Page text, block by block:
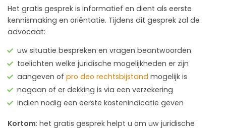
Het gratis gesprek is informatief en dient als eerste
kennismaking en oriëntatie. Tijdens dit gesprek zal de
advocaat:
uw situatie bespreken en vragen beantwoorden
toelichten welke juridische mogelijkheden er zijn
aangeven of pro deo rechtsbijstand mogelijk is
nagaan of er dekking is via een verzekering
indien nodig een eerste kostenindicatie geven
Kortom: het gratis gesprek helpt u om uw juridische